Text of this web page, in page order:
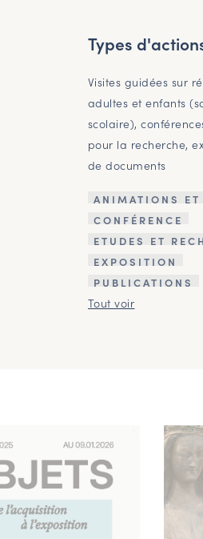
Types
Visites guidées sur
adultes et enfants
scolaire),
pour la recherche,
de documents
ANIMATIONS ET
CONFÉRENCE
ETUDES ET
EXPOSITION
PUBLICATIONS
Tout voir